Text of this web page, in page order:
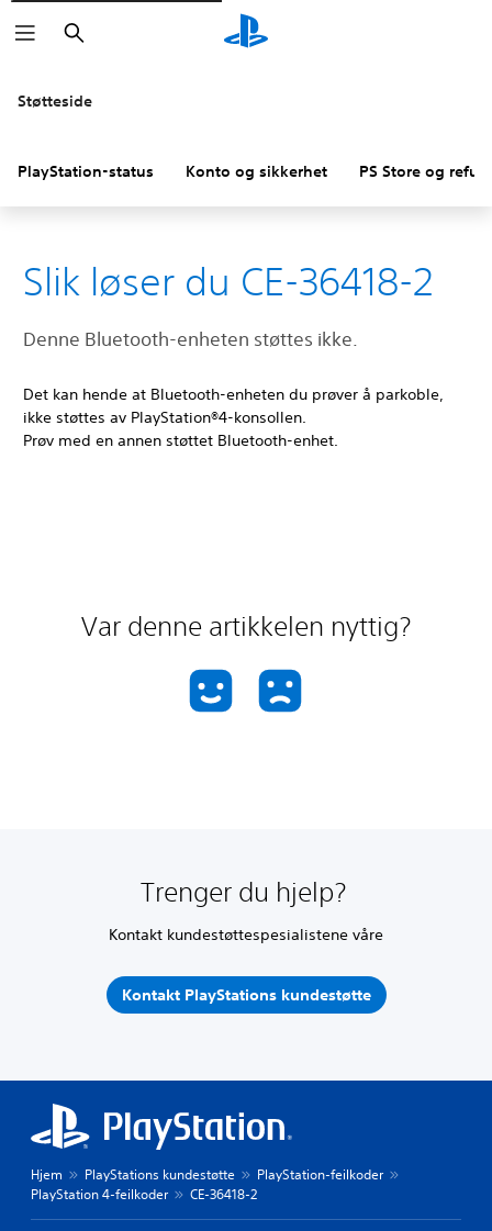
Søk
Støtteside
PlayStation-status Konto og sikkerhet PS Store og
Slik løser du CE-36418-2
Denne Bluetooth-enheten støttes ikke.
Det kan hende at Bluetooth-enheten du prøver å parkoble,
ikke støttes av PlayStation®4-konsollen.
Prøv med en annen støttet Bluetooth-enhet.
Var denne artikkelen nyttig?
Trenger du hjelp?
Kontakt kundestøttespesialistene våre
Kontakt PlayStations kundestøtte
Hjem PlayStations kundestøtte
PlayStation-feilkoder
PlayStation 4-feilkoder
CE-36418-2